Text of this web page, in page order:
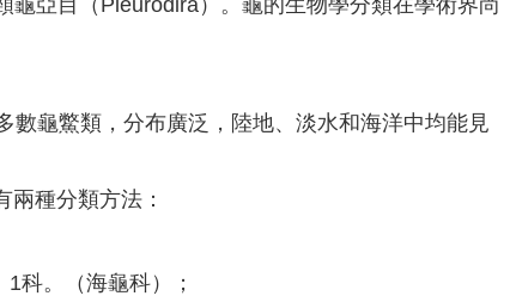
龜亞目（Pleurodira）。龜的生物學分類在學術界尚
數龜鱉類，分布廣泛，陸地、淡水和海洋中均能見
種分類方法：
科。（海龜科）；